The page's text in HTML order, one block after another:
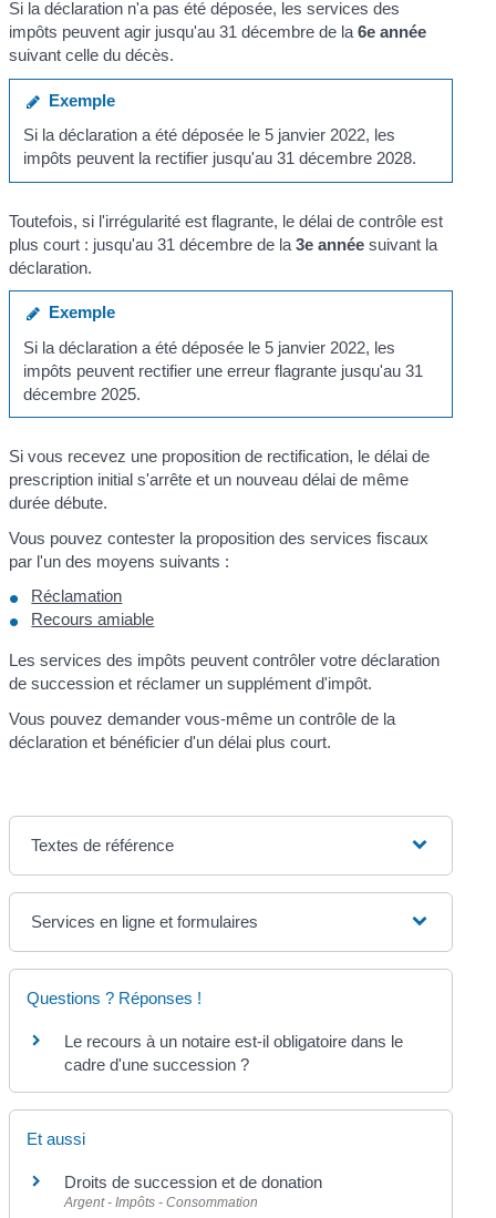
Si la déclaration n'a pas été déposée, les services des
impôts peuvent agir jusqu'au 31 décembre de la6e année
suivant celle du décès.
Exemple
Si la déclaration a été déposée le 5 janvier 2022, les
impôts peuvent la rectifier jusqu'au 31 décembre 2028.
Toutefois, si l'irrégularité est flagrante, le délai de contrôle est
plus court : jusqu'au 31 décembre de la3e année suivant la
déclaration.
Exemple
Si la déclaration a été déposée le 5 janvier 2022, les
impôts peuvent rectifier une erreur flagrante jusqu'au 31
décembre 2025.
Si vous recevez une proposition de rectification, le délai de
prescription initial s'arrête et un nouveau délai de même
durée débute.
Vous pouvez contester la proposition des services fiscaux
par l'un des moyens suivants :
Réclamation
Recours amiable
Les services des impôts peuvent contrôler votre déclaration
de succession et réclamer un supplément d'impôt.
Vous pouvez demander vous-même un contrôle de la
déclaration et bénéficier d'un délai plus court.
Textes de référence
Services en ligne et formulaires
Questions ? Réponses !
Le recours à un notaire est-il obligatoire dans le
cadre d'une succession ?
Et aussi
Droits de succession et de donation
Argent - Impôts - Consommation